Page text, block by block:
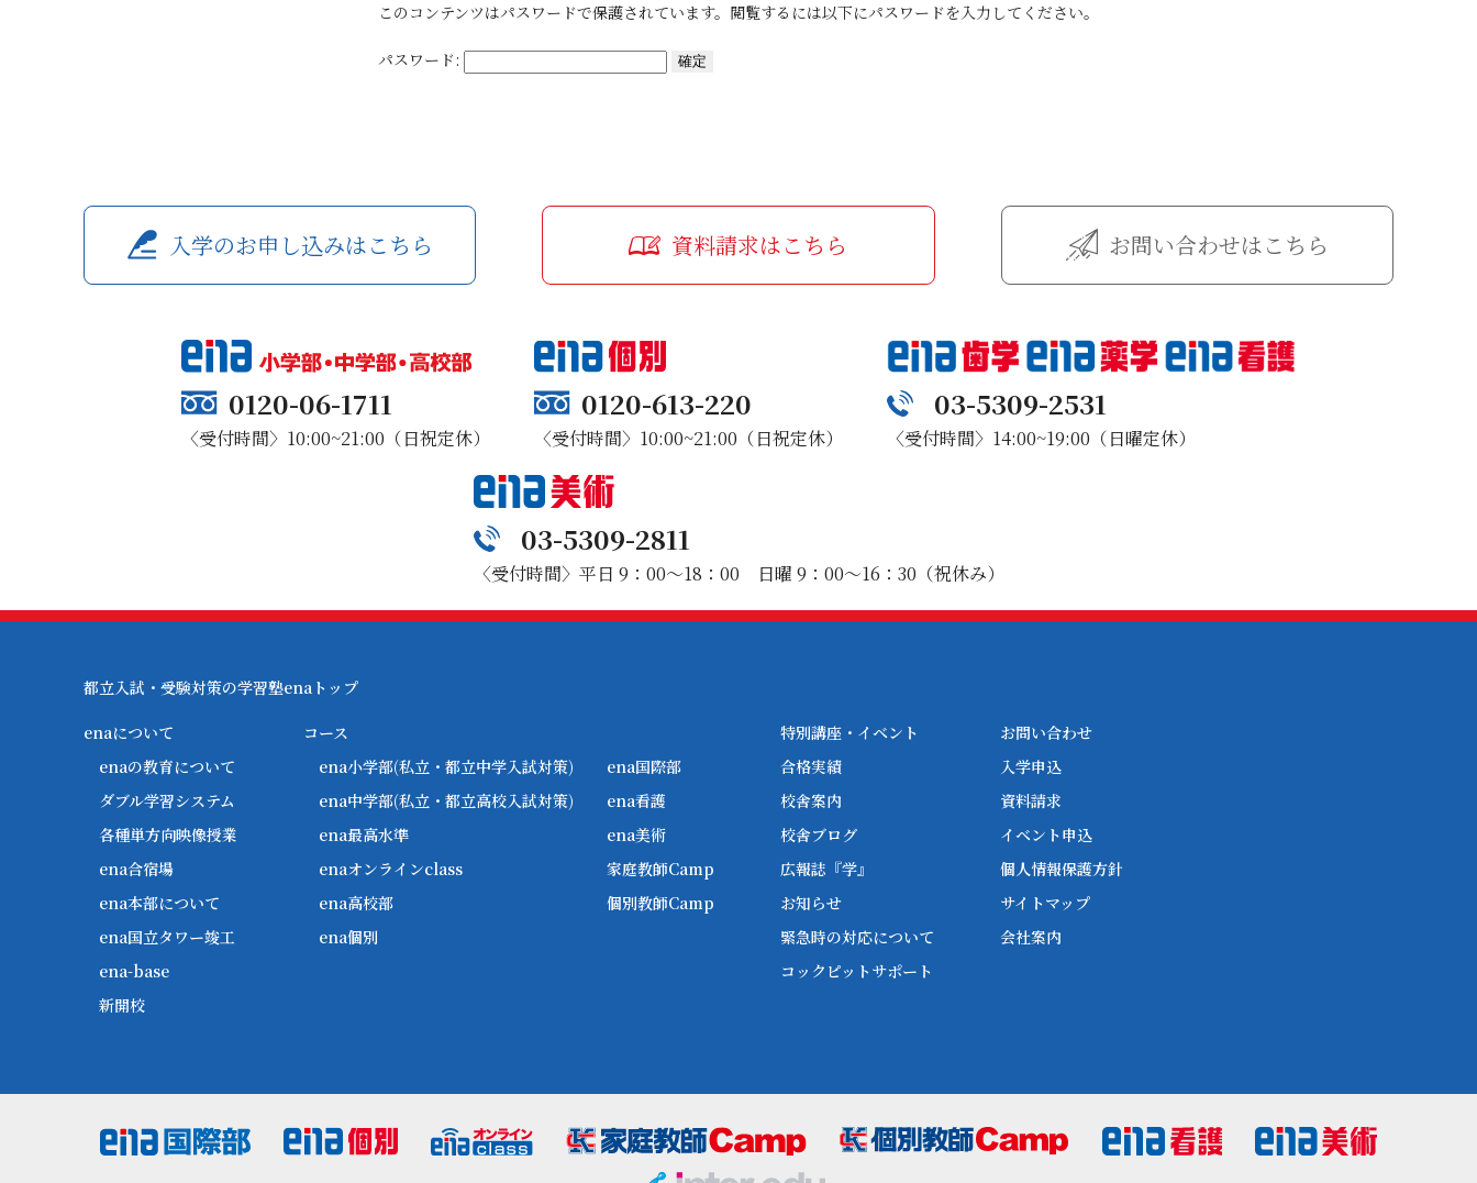
このコンテンツはパスワードで保護されています。閲覧するには以下にパスワードを入力してください。
パスワード:
入学のお申し込みはこちら 資料請求はこちら お問い合わせはこちら
0120-06-1711
〈受付時間〉10:00~21:00（日祝定休）
0120-613-220
〈受付時間〉10:00~21:00（日祝定休）
03-5309-2531
〈受付時間〉14:00~19:00（日曜定休）
03-5309-2811
〈受付時間〉平日 9：00～18：00 日曜 9：00～16：30（祝休み）
都立入試・受験対策の学習塾enaトップ
enaについて
enaの教育について
ダブル学習システム
各種単方向映像授業
ena合宿場
ena本部について
ena国立タワー竣工
ena-base
新開校
コース
ena小学部(私立・都立中学入試対策)
ena中学部(私立・都立高校入試対策)
ena最高水準
enaオンラインclass
ena高校部
ena個別
ena国際部
ena看護
ena美術
家庭教師Camp
個別教師Camp
特別講座・イベント
合格実績
校舎案内
校舎ブログ
広報誌『学』
お知らせ
緊急時の対応について
コックピットサポート
お問い合わせ
入学申込
資料請求
イベント申込
個人情報保護方針
サイトマップ
会社案内